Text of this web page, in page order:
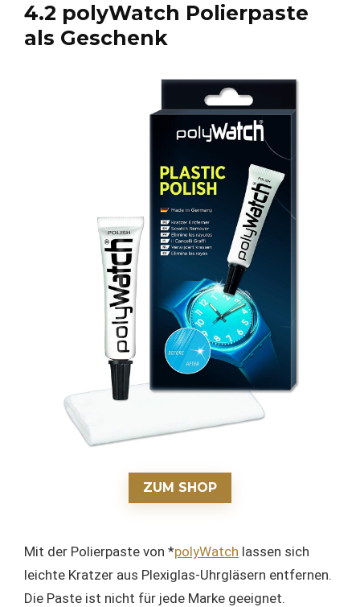
4.2 polyWatch Polierpaste
als Geschenk
ZUM SHOP
Mit der Polierpaste von *polyWatch lassen sich
leichte Kratzer aus Plexiglas-Uhrgläsern entfernen.
Die Paste ist nicht für jede Marke geeignet.